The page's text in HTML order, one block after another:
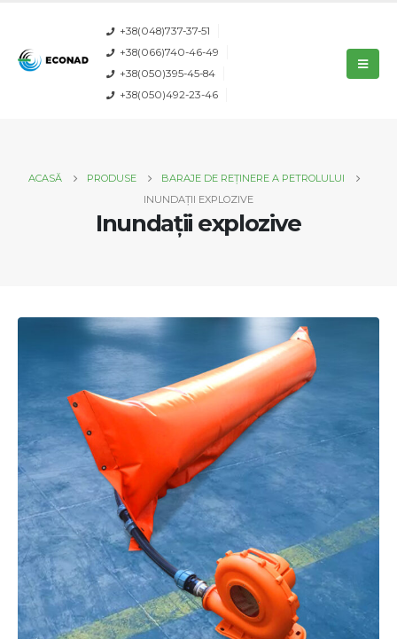
+38(048)737-37-51
+38(066)740-46-49
+38(050)395-45-84
+38(050)492-23-46
ACASĂ PRODUSE
BARAJE DE REȚINERE A PETROLULUI
INUNDAȚII EXPLOZIVE
Inundații explozive